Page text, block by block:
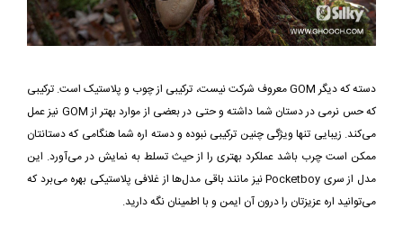
دسته که دیگر GOM معروف شرکت نیست، ترکیبی از چوب و پلاستیک است. ترکیبی
که حس نرمی در دستان شما داشته و حتی در بعضی از موارد بهتر از GOM نیز عمل
می‌کند. زیبایی تنها ویژگی چنین ترکیبی نبوده و دسته اره شما هنگامی که دستانتان
ممکن است چرب باشد عملکرد بهتری را از حیث تسلط به نمایش در می‌آورد. این
مدل از سری Pocketboy نیز مانند باقی مدل‌ها از غلافی پلاستیکی بهره می‌برد که
می‌توانید اره عزیزتان را درون آن ایمن و با اطمینان نگه دارید.